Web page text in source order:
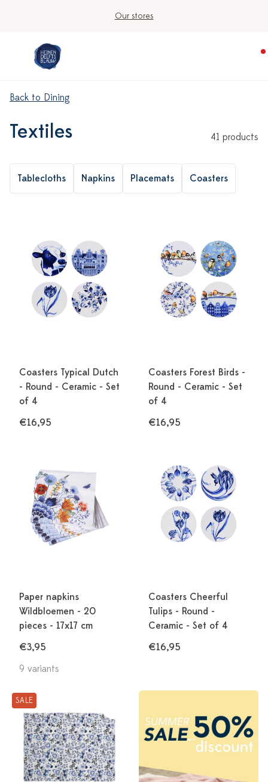
Back to Dining
Textiles 41 products
Tablecloths Napkins Placemats Coasters
Coasters Typical Dutch
- Round - Ceramic - Set
of 4
€16,95
Coasters Forest Birds -
Round - Ceramic - Set
of 4
€16,95
Paper napkins
Wildbloemen - 20
pieces - 17x17 cm
€3,95
9 variants
Coasters Cheerful
Tulips - Round -
Ceramic - Set of 4
€16,95
SALE